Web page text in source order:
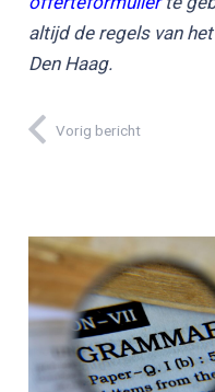
altijd de regels van het
Den Haag.
Vorig bericht